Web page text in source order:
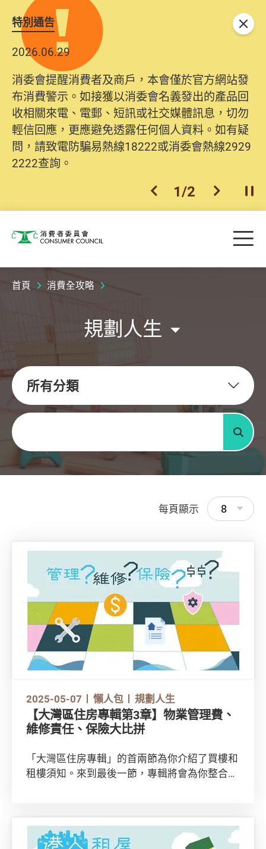
特別通告
2026.06.29
消委會提醒消費者及商戶，本會僅於官方網站發
布消費警示。如接獲以消委會名義發出的產品回
收相關來電、電郵、短訊或社交媒體訊息，切勿
輕信回應，更應避免透露任何個人資料。如有疑
問，請致電防騙易熱線18222或消委會熱線2929
2222查詢。
上一個
1/2 下一個開
關閉
消費者委員會 目
首頁 消費全攻略
規劃人生
所有分類
關鍵字
搜尋
每頁顯示 8
2025-05-07 懶人包 規劃人生
【大灣區住房專輯第3章】物業管理費、
維修責任、保險大比拼
「大灣區住房專輯」的首兩節為你介紹了買樓和
租樓須知。來到最後一節，專輯將會為你整合各